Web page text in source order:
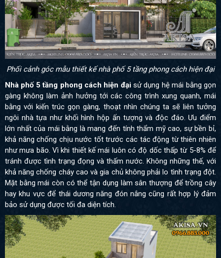
Phối cảnh góc mẫu thiết kế nhà phố 5 tầng phong cách hiện đại
Nhà phố 5 tầng phong cách hiện đạisử dụng hệ mái bằng gọn
gàng không làm ảnh hưởng tới các công trình xung quanh, mái
bằng với kiến trúc gọn gàng, thoạt nhìn chúng ta sẽ liên tưởng
ngôi nhà tựa như khối hình hộp ấn tượng và độc đáo. Ưu điểm
lớn nhất của mái bằng là mang đến tính thẩm mỹ cao, sự bền bỉ,
khả năng chống chịu nước tốt trước các tác động từ thiên nhiên
như mưa bão. Vì khi thiết kế mái luôn có độ dốc thấp từ 5-8% để
tránh được tình trạng đọng và thấm nước. Không những thế, với
khả năng chống cháy cao và gia chủ không phải lo tình trạng đột.
Mặt bằng mái còn có thể tận dụng làm sân thượng để trồng cây
hay khu vực để thái dương năng đón nắng cũng rất hợp lý đảm
bảo sử dụng được tối đa diện tích.